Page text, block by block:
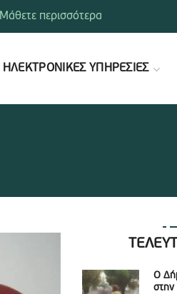
ΗΛΕΚΤΡΟΝΙΚΕΣ ΥΠΗΡΕΣΙΕΣ
Ο
Μάθετε περισσότερα